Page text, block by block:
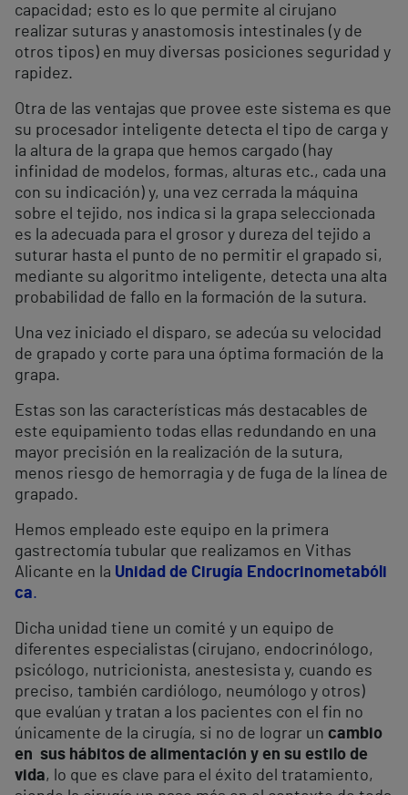
capacidad; esto es lo que permite al cirujano
realizar suturas y anastomosis intestinales (y de
otros tipos) en muy diversas posiciones seguridad y
rapidez.
Otra de las ventajas que provee este sistema es que
su procesador inteligente detecta el tipo de carga y
la altura de la grapa que hemos cargado (hay
infinidad de modelos, formas, alturas etc., cada una
con su indicación) y, una vez cerrada la máquina
sobre el tejido, nos indica si la grapa seleccionada
es la adecuada para el grosor y dureza del tejido a
suturar hasta el punto de no permitir el grapado si,
mediante su algoritmo inteligente, detecta una alta
probabilidad de fallo en la formación de la sutura.
Una vez iniciado el disparo, se adecúa su velocidad
de grapado y corte para una óptima formación de la
grapa.
Estas son las características más destacables de
este equipamiento todas ellas redundando en una
mayor precisión en la realización de la sutura,
menos riesgo de hemorragia y de fuga de la línea de
grapado.
Hemos empleado este equipo en la primera
gastrectomía tubular que realizamos en Vithas
Alicante en la Unidad de Cirugía Endocrinometabóli
ca.
Dicha unidad tiene un comité y un equipo de
diferentes especialistas (cirujano, endocrinólogo,
psicólogo, nutricionista, anestesista y, cuando es
preciso, también cardiólogo, neumólogo y otros)
que evalúan y tratan a los pacientes con el fin no
únicamente de la cirugía, si no de lograr un cambio
en sus hábitos de alimentación y en su estilo de
vida, lo que es clave para el éxito del tratamiento,